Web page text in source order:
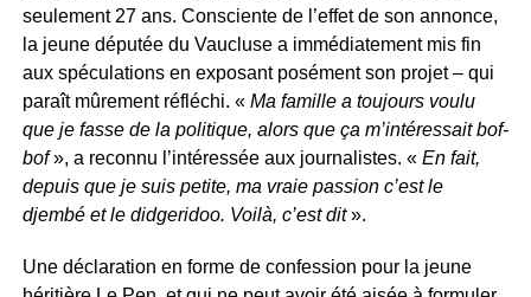
seulement 27 ans. Consciente de l’effet de son annonce,
la jeune députée du Vaucluse a immédiatement mis fin
aux spéculations en exposant posément son projet – qui
paraît mûrement réfléchi. « Ma famille a toujours voulu
que je fasse de la politique, alors que ça m’intéressait bof-
bof», a reconnu l’intéressée aux journalistes. « En fait,
depuis que je suis petite, ma vraie passion c’est le
djembé et le didgeridoo. Voilà, c’est dit».
Une déclaration en forme de confession pour la jeune